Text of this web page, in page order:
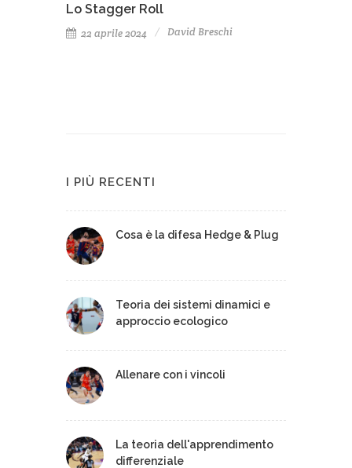
Lo Stagger Roll
22 aprile 2024 David Breschi
I PIÙ RECENTI
Cosa è la difesa Hedge & Plug
Teoria dei sistemi dinamici e
approccio ecologico
Allenare con i vincoli
La teoria dell'apprendimento
differenziale